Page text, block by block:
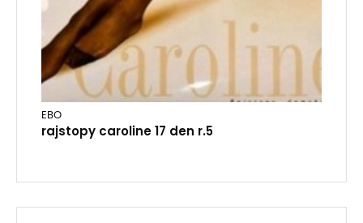
EBO
rajstopy caroline 17 den r.5